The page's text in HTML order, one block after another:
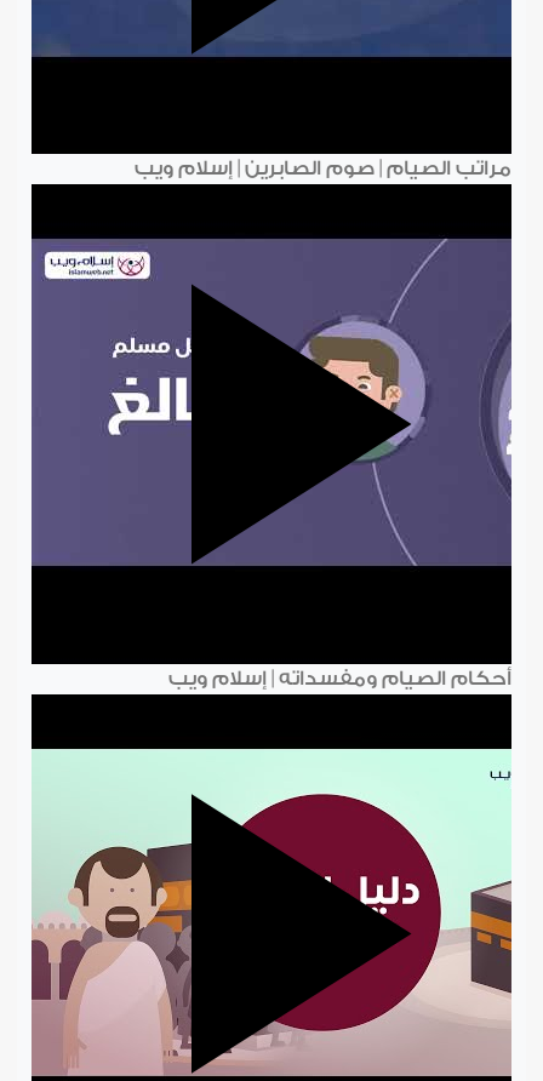
مراتب الصيام | صوم الصابرين | إسلام ويب
أحكام الصيام ومفسداته | إسلام ويب